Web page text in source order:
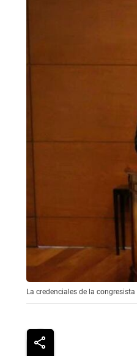
La credenciales de la